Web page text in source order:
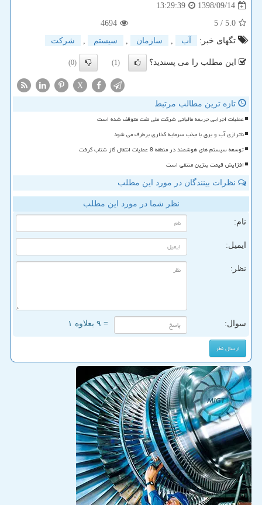
1398/09/14
13:29:39
5.0
/ 5
4694
تگهای خبر:
آب , سازمان , سیستم , شركت
این مطلب را می پسندید؟ (1)
(0)
X
تازه ترین مطالب مرتبط
عملیات اجرایی جریمه مالیاتی شرکت ملی نفت متوقف شده است
ناترازی آب و برق با جذب سرمایه گذاری برطرف می شود
توسعه سیستم های هوشمند در منطقه 8 عملیات انتقال گاز شتاب گرفت
افزایش قیمت بنزین منتفی است
نظرات بینندگان در مورد این مطلب
نظر شما در مورد این مطلب
نام:
ایمیل:
نظر:
سوال: = ۹ بعلاوه ۱